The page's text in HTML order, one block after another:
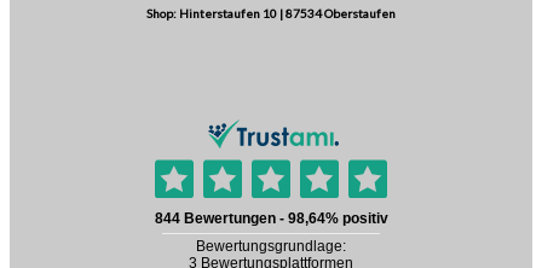
Shop: Hinterstaufen 10 | 87534 Oberstaufen